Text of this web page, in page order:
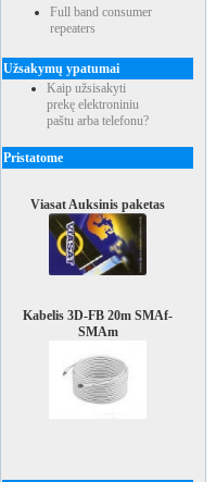
Full band consumer
repeaters
Užsakymų ypatumai
Kaip užsisakyti
prekę elektroniniu
paštu arba telefonu?
Pristatome
Viasat Auksinis paketas
Kabelis 3D-FB 20m SMAf-
SMAm